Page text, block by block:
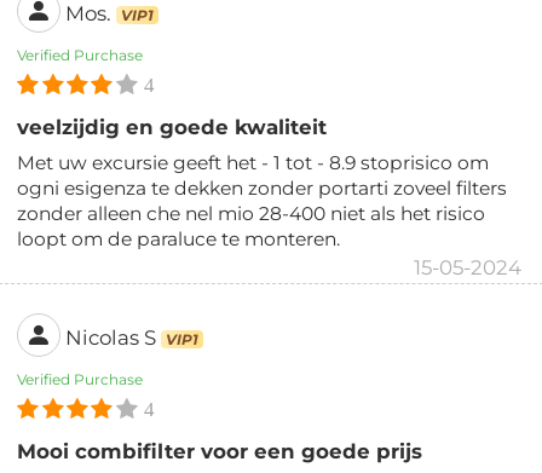
Mos. VIP1
Verified Purchase
4
veelzijdig en goede kwaliteit
Met uw excursie geeft het - 1 tot - 8.9 stoprisico om
ogni esigenza te dekken zonder portarti zoveel filters
zonder alleen che nel mio 28-400 niet als het risico
loopt om de paraluce te monteren.
15-05-2024
Nicolas S VIP1
Verified Purchase
4
Mooi combifilter voor een goede prijs